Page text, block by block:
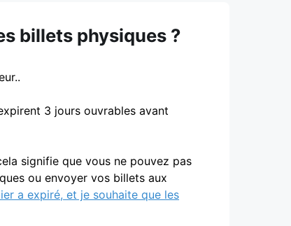
billets physiques ?
3 jours ouvrables avant
signifie que vous ne pouvez pas
ou envoyer vos billets aux
a expiré, et je souhaite que les